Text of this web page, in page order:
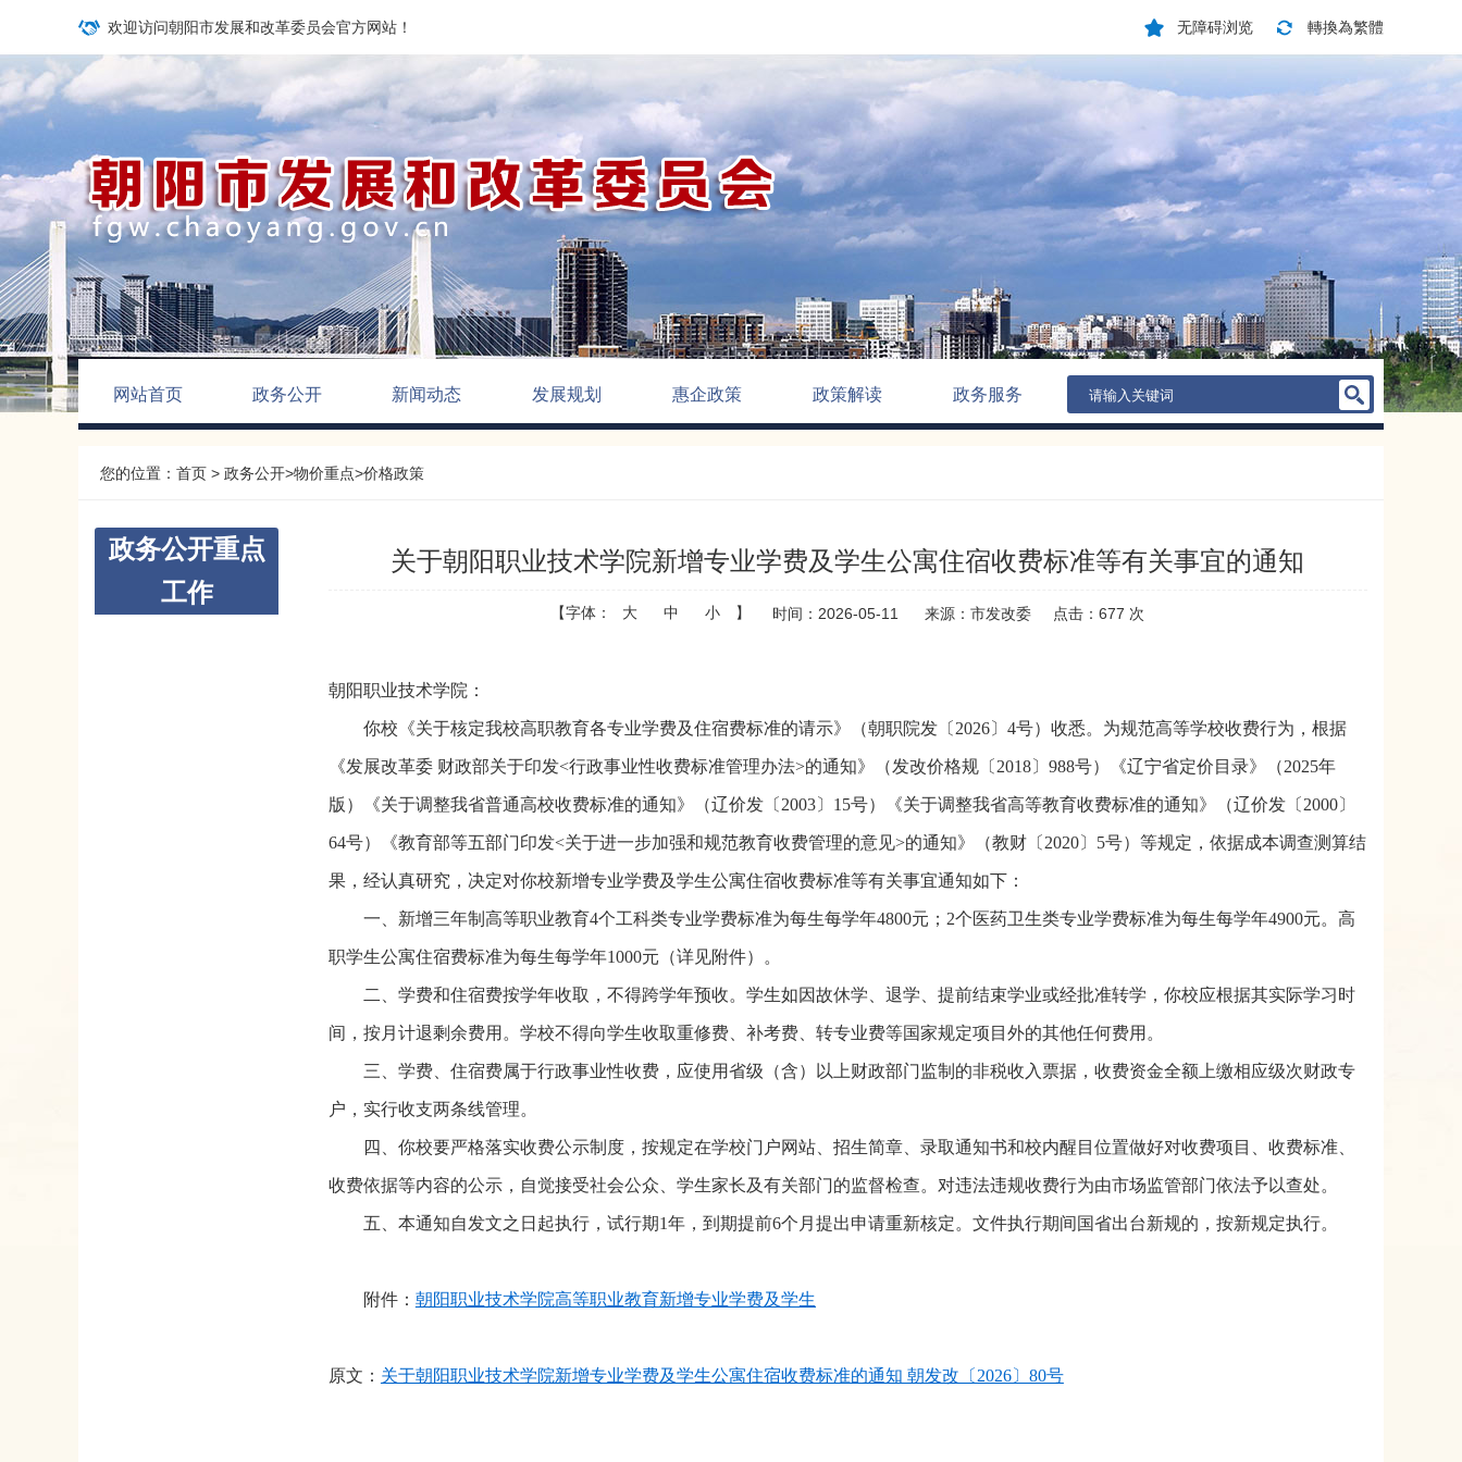
欢迎访问朝阳市发展和改革委员会官方网站！ 无障碍浏览 轉換為繁體
网站首页 政务公开 新闻动态 发展规划 惠企政策 政策解读 政务服务
您的位置： 首页 > 政务公开>物价重点>价格政策
政务公开重点
工作
关于朝阳职业技术学院新增专业学费及学生公寓住宿收费标准等有关事宜的通知
【字体： 大 中 小 】 时间：2026-05-11 来源：市发改委 点击：677 次
朝阳职业技术学院：
你校《关于核定我校高职教育各专业学费及住宿费标准的请示》（朝职院发〔2026〕4号）收悉。为规范高等学校收费行为，根据
《发展改革委 财政部关于印发<行政事业性收费标准管理办法>的通知》（发改价格规〔2018〕988号）《辽宁省定价目录》（2025年
版）《关于调整我省普通高校收费标准的通知》（辽价发〔2003〕15号）《关于调整我省高等教育收费标准的通知》（辽价发〔2000〕
64号）《教育部等五部门印发<关于进一步加强和规范教育收费管理的意见>的通知》（教财〔2020〕5号）等规定，依据成本调查测算结
果，经认真研究，决定对你校新增专业学费及学生公寓住宿收费标准等有关事宜通知如下：
一、新增三年制高等职业教育4个工科类专业学费标准为每生每学年4800元；2个医药卫生类专业学费标准为每生每学年4900元。高
职学生公寓住宿费标准为每生每学年1000元（详见附件）。
二、学费和住宿费按学年收取，不得跨学年预收。学生如因故休学、退学、提前结束学业或经批准转学，你校应根据其实际学习时
间，按月计退剩余费用。学校不得向学生收取重修费、补考费、转专业费等国家规定项目外的其他任何费用。
三、学费、住宿费属于行政事业性收费，应使用省级（含）以上财政部门监制的非税收入票据，收费资金全额上缴相应级次财政专
户，实行收支两条线管理。
四、你校要严格落实收费公示制度，按规定在学校门户网站、招生简章、录取通知书和校内醒目位置做好对收费项目、收费标准、
收费依据等内容的公示，自觉接受社会公众、学生家长及有关部门的监督检查。对违法违规收费行为由市场监管部门依法予以查处。
五、本通知自发文之日起执行，试行期1年，到期提前6个月提出申请重新核定。文件执行期间国省出台新规的，按新规定执行。
附件： 朝阳职业技术学院高等职业教育新增专业学费及学生
原文： 关于朝阳职业技术学院新增专业学费及学生公寓住宿收费标准的通知 朝发改〔2026〕80号